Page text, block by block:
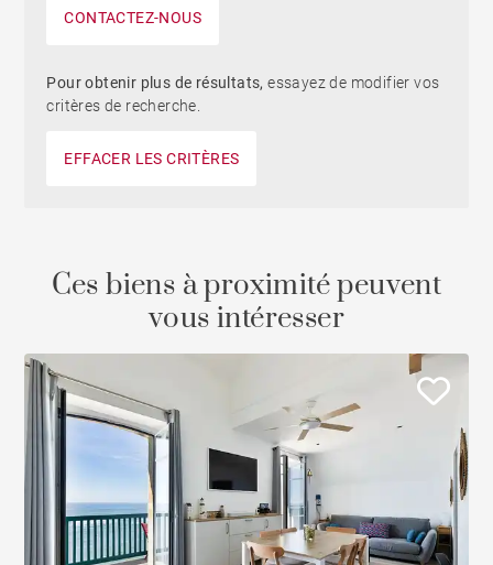
CONTACTEZ-NOUS
Pour obtenir plus de résultats,essayez de modifier vos
critères de recherche.
EFFACER LES CRITÈRES
Ces biens à proximité peuvent
vous intéresser